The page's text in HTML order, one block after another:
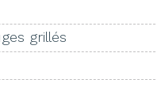
grillés